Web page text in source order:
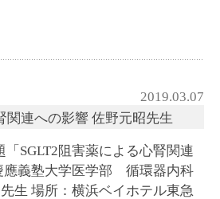
2019.03.07
関連への影響 佐野元昭先生
SGLT2阻害薬による心腎関連
應義塾大学医学部 循環器内科
場所：横浜ベイホテル東急